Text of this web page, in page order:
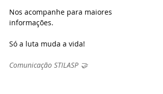
Nos acompanhe para maiores
informações.
Só a luta muda a vida!
Comunicação STILASP 🤝